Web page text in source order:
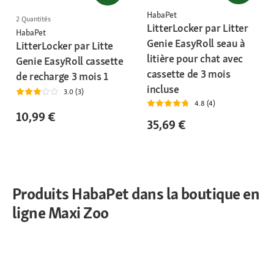
2 Quantités
HabaPet
LitterLocker par Litte
Genie EasyRoll cassette
de recharge 3 mois 1
3.0 (3)
10,99 €
HabaPet
LitterLocker par Litter
Genie EasyRoll seau à
litière pour chat avec
cassette de 3 mois
incluse
4.8 (4)
35,69 €
Produits HabaPet dans la boutique en
ligne Maxi Zoo